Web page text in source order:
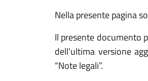
Nella presente pagina
Il presente documento
dell’ultima versione
“Note legali”.